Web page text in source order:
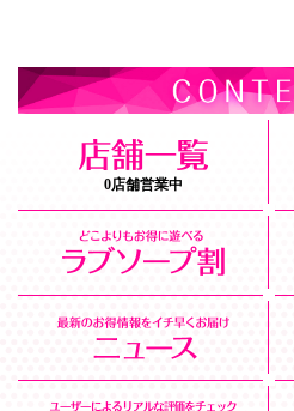
0店舗営業中